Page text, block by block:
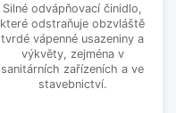
Silné odvápňovací činidlo,
které odstraňuje obzvláště
tvrdé vápenné usazeniny a
výkvěty, zejména v
sanitárních zařízeních a ve
stavebnictví.